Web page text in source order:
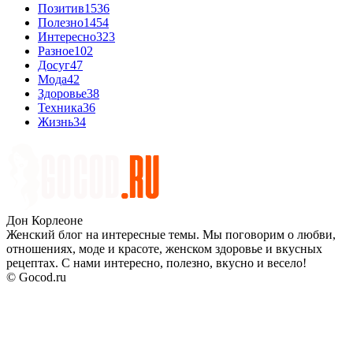
Позитив1536
Полезно1454
Интересно323
Разное102
Досуг47
Мода42
Здоровье38
Техника36
Жизнь34
Дон Корлеоне
Женский блог на интересные темы. Мы поговорим о любви,
отношениях, моде и красоте, женском здоровье и вкусных
рецептах. С нами интересно, полезно, вкусно и весело!
© Gocod.ru